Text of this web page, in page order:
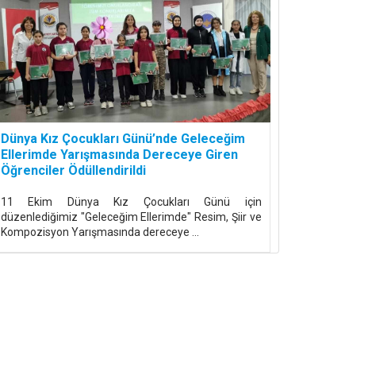
Dünya Kız Çocukları Günü’nde Geleceğim
Ellerimde Yarışmasında Dereceye Giren
Öğrenciler Ödüllendirildi
11 Ekim Dünya Kız Çocukları Günü için
düzenlediğimiz "Geleceğim Ellerimde" Resim, Şiir ve
Kompozisyon Yarışmasında dereceye ...